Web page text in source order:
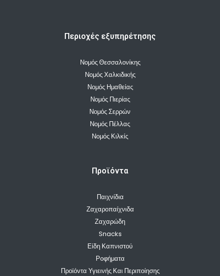
Περιοχές εξυπηρέτησης
Νομός Θεσσαλονίκης
Νομός Χαλκιδικής
Νομός Ημαθείας
Νομός Πιερίας
Νομός Σερρών
Νομός Πέλλας
Νομός Κιλκίς
Προϊόντα
Παιχνίδια
Ζαχαροπαίχνιδα
Ζαχαρώδη
Snacks
Είδη Καπνιστού
Ροφήματα
Προϊόντα Υγιεινής Και Περιποίησης